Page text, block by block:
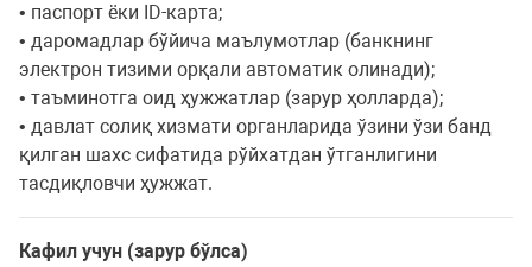
• паспорт ёки ID-карта;
• даромадлар бўйича маълумотлар (банкнинг
электрон тизими орқали автоматик олинади);
• таъминотга оид ҳужжатлар (зарур ҳолларда);
• давлат солиқ хизмати органларида ўзини ўзи банд
қилган шахс сифатида рўйхатдан ўтганлигини
тасдиқловчи ҳужжат.
Кафил учун (зарур бўлса)